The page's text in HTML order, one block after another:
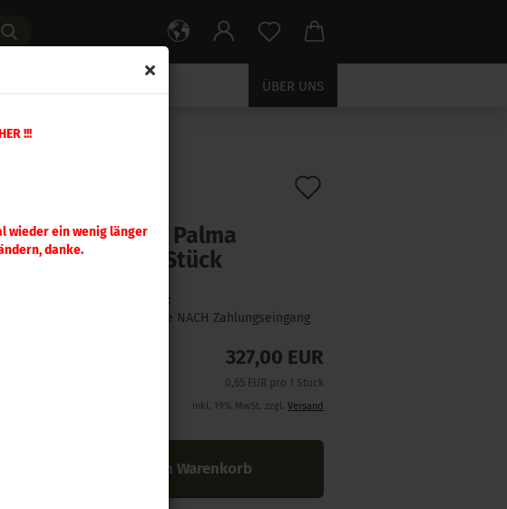
!!!
wieder ein wenig länger
danke.
ÜBER UNS
MatchKing Palma
155gr 500 Stück
Lieferzeit:
1 Woche NACH Zahlungseingang
327,00 EUR
0,65 EUR pro 1 Stück
inkl. 19% MwSt. zzgl. Versand
In den Warenkorb